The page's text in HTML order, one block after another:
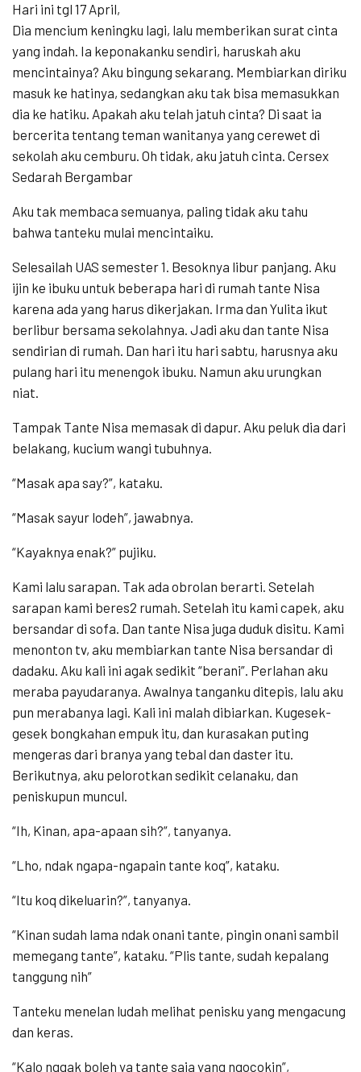
Hari ini tgl 17 April,
Dia mencium keningku lagi, lalu memberikan surat cinta
yang indah. Ia keponakanku sendiri, haruskah aku
mencintainya? Aku bingung sekarang. Membiarkan diriku
masuk ke hatinya, sedangkan aku tak bisa memasukkan
dia ke hatiku. Apakah aku telah jatuh cinta? Di saat ia
bercerita tentang teman wanitanya yang cerewet di
sekolah aku cemburu. Oh tidak, aku jatuh cinta. Cersex
Sedarah Bergambar
Aku tak membaca semuanya, paling tidak aku tahu
bahwa tanteku mulai mencintaiku.
Selesailah UAS semester 1. Besoknya libur panjang. Aku
ijin ke ibuku untuk beberapa hari di rumah tante Nisa
karena ada yang harus dikerjakan. Irma dan Yulita ikut
berlibur bersama sekolahnya. Jadi aku dan tante Nisa
sendirian di rumah. Dan hari itu hari sabtu, harusnya aku
pulang hari itu menengok ibuku. Namun aku urungkan
niat.
Tampak Tante Nisa memasak di dapur. Aku peluk dia dari
belakang, kucium wangi tubuhnya.
“Masak apa say?”, kataku.
“Masak sayur lodeh”, jawabnya.
“Kayaknya enak?” pujiku.
Kami lalu sarapan. Tak ada obrolan berarti. Setelah
sarapan kami beres2 rumah. Setelah itu kami capek, aku
bersandar di sofa. Dan tante Nisa juga duduk disitu. Kami
menonton tv, aku membiarkan tante Nisa bersandar di
dadaku. Aku kali ini agak sedikit “berani”. Perlahan aku
meraba payudaranya. Awalnya tanganku ditepis, lalu aku
pun merabanya lagi. Kali ini malah dibiarkan. Kugesek-
gesek bongkahan empuk itu, dan kurasakan puting
mengeras dari branya yang tebal dan daster itu.
Berikutnya, aku pelorotkan sedikit celanaku, dan
peniskupun muncul.
“Ih, Kinan, apa-apaan sih?”, tanyanya.
“Lho, ndak ngapa-ngapain tante koq”, kataku.
“Itu koq dikeluarin?”, tanyanya.
“Kinan sudah lama ndak onani tante, pingin onani sambil
memegang tante”, kataku. “Plis tante, sudah kepalang
tanggung nih”
Tanteku menelan ludah melihat penisku yang mengacung
dan keras.
“Kalo nggak boleh ya tante saja yang ngocokin”,